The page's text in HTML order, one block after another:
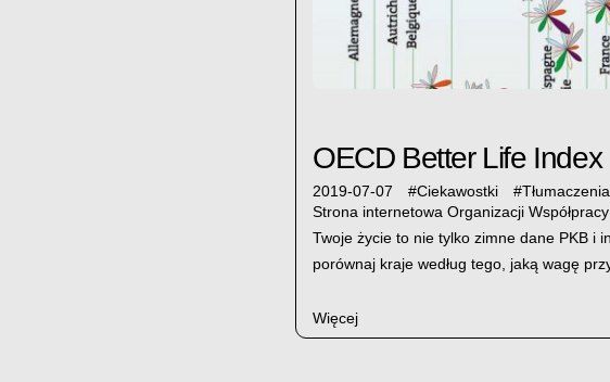
OECD Better Life Index
2019-07-07 #Ciekawostki #
Strona internetowa Organizacji
Twoje życie to nie tylko zimne dane PKB i
porównaj kraje według tego, jaką wagę
Więcej